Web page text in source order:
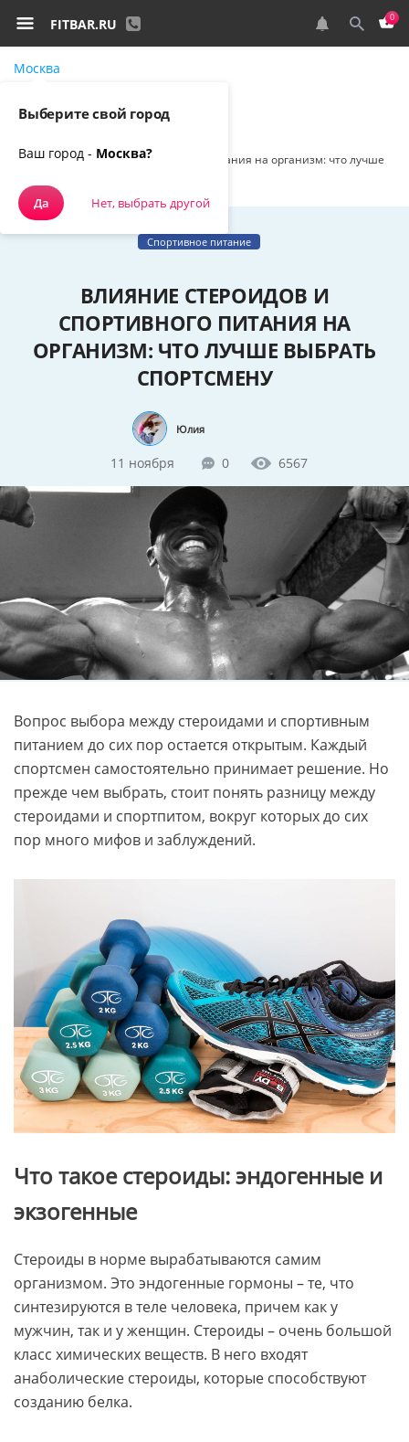
FITBAR.RU 0
Москва
Влияние стероидов и спортивного питания на организм: что лучше
Спортивное питание
ВЛИЯНИЕ СТЕРОИДОВ И
СПОРТИВНОГО ПИТАНИЯ НА
ОРГАНИЗМ: ЧТО ЛУЧШЕ ВЫБРАТЬ
СПОРТСМЕНУ
Юлия
11 ноября 0 6567
Вопрос выбора между стероидами и спортивным
питанием до сих пор остается открытым. Каждый
спортсмен самостоятельно принимает решение. Но
прежде чем выбрать, стоит понять разницу между
стероидами и спортпитом, вокруг которых до сих
пор много мифов и заблуждений.
Что такое стероиды: эндогенные и
экзогенные
Стероиды в норме вырабатываются самим
организмом. Это эндогенные гормоны – те, что
синтезируются в теле человека, причем как у
мужчин, так и у женщин. Стероиды – очень большой
класс химических веществ. В него входят
анаболические стероиды, которые способствуют
созданию белка.
Выберите свой город
Ваш город - Москва?
Да Нет, выбрать другой